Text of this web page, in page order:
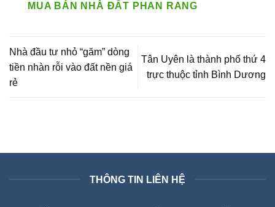
MUA BÁN NHÀ ĐẤT PHAN RANG
Nhà đầu tư nhỏ “găm” dòng
tiền nhàn rỗi vào đất nền giá
rẻ
Tân Uyên là thành phố thứ 4
trực thuộc tỉnh Bình Dương
THÔNG TIN LIÊN HỆ